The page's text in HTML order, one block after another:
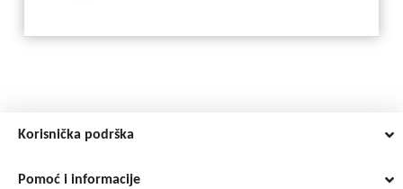
Korisnička podrška
Pomoć i informacije